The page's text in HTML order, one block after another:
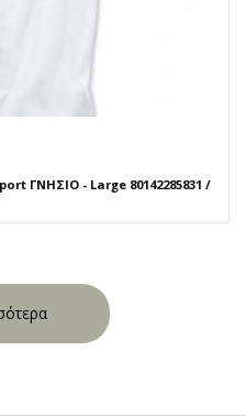
ΓΝΗΣΙΟ - Large 80142285831 /